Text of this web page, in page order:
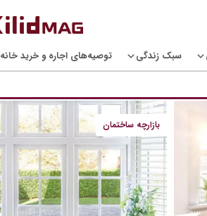
سبک زندگی توصیه‌های اجاره و خرید خانه
بازارچه ساختمان